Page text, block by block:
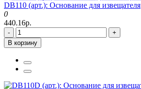
DB110 (арт.): Основание для извещателя
0
440.16р.
-
+
В корзину